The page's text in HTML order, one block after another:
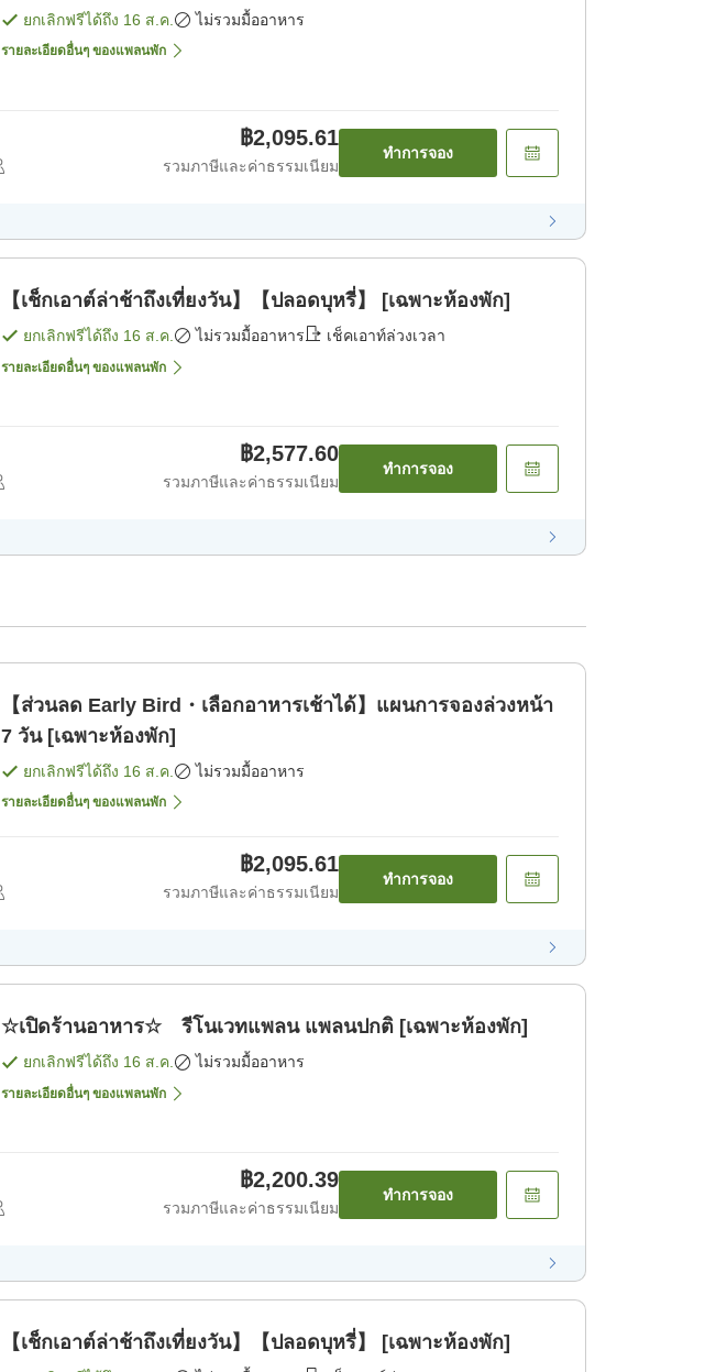
ยกเลิกฟรีได้ถึง 16 ส.ค. ไม่รวมมื้ออาหาร
รายละเอียดอื่นๆ ของแพลนพัก
฿2,095.61
รวมภาษีและค่าธรรมเนียม
ทำการจอง
【เช็กเอาต์ล่าช้าถึงเที่ยงวัน】【ปลอดบุหรี่】 [เฉพาะห้องพัก]
ยกเลิกฟรีได้ถึง 16 ส.ค. ไม่รวมมื้ออาหาร เช็คเอาท์ล่วงเวลา
รายละเอียดอื่นๆ ของแพลนพัก
฿2,577.60
รวมภาษีและค่าธรรมเนียม
ทำการจอง
【ส่วนลด Early Bird・เลือกอาหารเช้าได้】แผนการจองล่วงหน้า
7 วัน [เฉพาะห้องพัก]
ยกเลิกฟรีได้ถึง 16 ส.ค. ไม่รวมมื้ออาหาร
รายละเอียดอื่นๆ ของแพลนพัก
฿2,095.61
รวมภาษีและค่าธรรมเนียม
ทำการจอง
☆เปิดร้านอาหาร☆ รีโนเวทแพลน แพลนปกติ [เฉพาะห้องพัก]
ยกเลิกฟรีได้ถึง 16 ส.ค. ไม่รวมมื้ออาหาร
รายละเอียดอื่นๆ ของแพลนพัก
฿2,200.39
รวมภาษีและค่าธรรมเนียม
ทำการจอง
【เช็กเอาต์ล่าช้าถึงเที่ยงวัน】【ปลอดบุหรี่】 [เฉพาะห้องพัก]